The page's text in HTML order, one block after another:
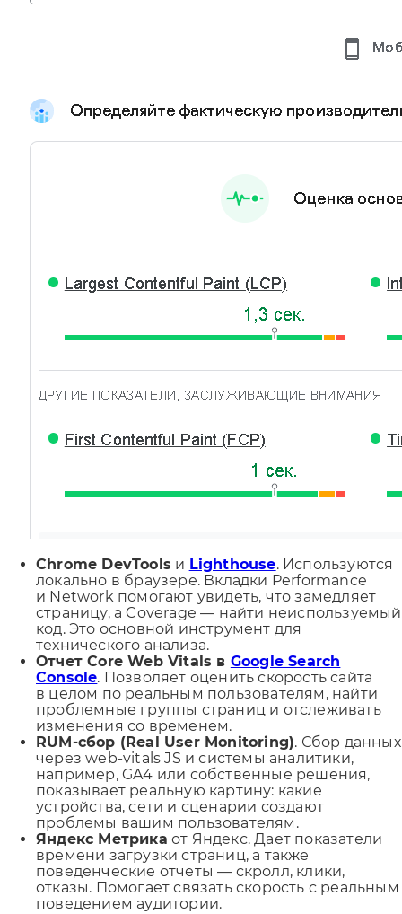
Chrome DevTools и Lighthouse. Используются
локально в браузере. Вкладки Performance
и Network помогают увидеть, что замедляет
страницу, а Coverage — найти неиспользуемый
код. Это основной инструмент для
технического анализа.
Отчет Core Web Vitals в Google Search
Console. Позволяет оценить скорость сайта
в целом по реальным пользователям, найти
проблемные группы страниц и отслеживать
изменения со временем.
RUM-сбор (Real User Monitoring). Сбор данных
через web-vitals JS и системы аналитики,
например, GA4 или собственные решения,
показывает реальную картину: какие
устройства, сети и сценарии создают
проблемы вашим пользователям.
Яндекс Метрика от Яндекс. Дает показатели
времени загрузки страниц, а также
поведенческие отчеты — скролл, клики,
отказы. Помогает связать скорость с реальным
поведением аудитории.